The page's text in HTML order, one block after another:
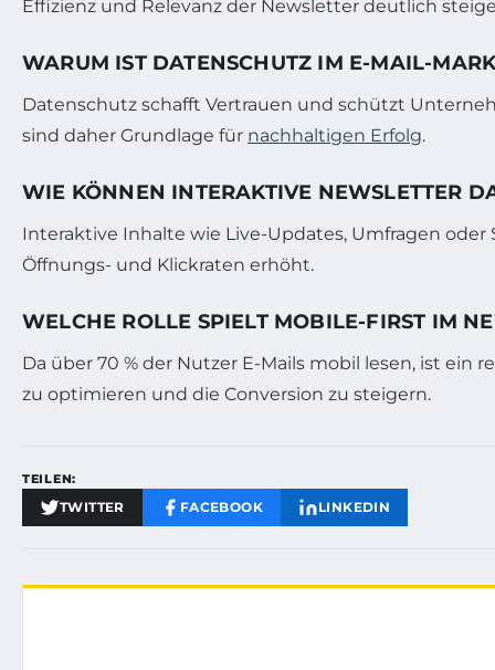
Effizienz und Relevanz der Newsletter deutlich
WARUM IST DATENSCHUTZ IM E-MAIL-
Datenschutz schafft Vertrauen und schützt
sind daher Grundlage für nachhaltigen Erfolg.
WIE KÖNNEN INTERAKTIVE NEWSLETTER
Interaktive Inhalte wie Live-Updates, Umfragen
Öffnungs- und Klickraten erhöht.
WELCHE ROLLE SPIELT MOBILE-FIRST IM
Da über 70 % der Nutzer E-Mails mobil lesen, ist
zu optimieren und die Conversion zu steigern.
TEILEN:
TWITTER FACEBOOK LINKEDIN